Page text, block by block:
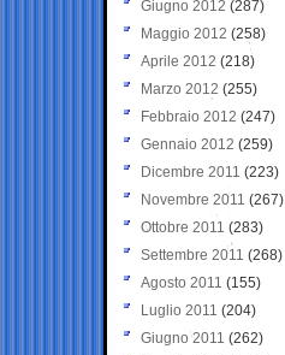
Giugno 2012 (287)
Maggio 2012 (258)
Aprile 2012 (218)
Marzo 2012 (255)
Febbraio 2012 (247)
Gennaio 2012 (259)
Dicembre 2011 (223)
Novembre 2011 (267)
Ottobre 2011 (283)
Settembre 2011 (268)
Agosto 2011 (155)
Luglio 2011 (204)
Giugno 2011 (262)